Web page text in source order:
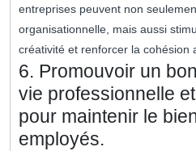
entreprises peuvent non
organisationnelle, mais aussi
créativité et renforcer la cohésion
6. Promouvoir un
vie professionnelle
pour maintenir le
employés.